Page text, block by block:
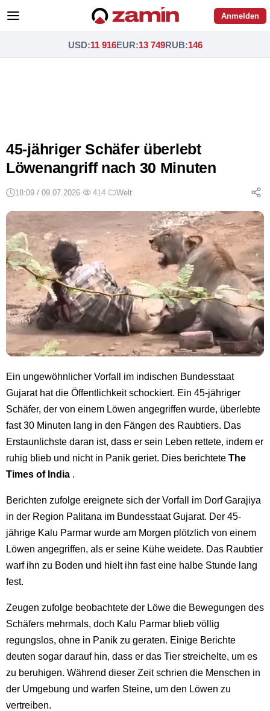
Anmelden
USD:11 916EUR:13 749RUB:146
45-jähriger Schäfer überlebt
Löwenangriff nach 30 Minuten
18:09 / 09.07.2026· 414· Welt
Ein ungewöhnlicher Vorfall im indischen Bundesstaat
Gujarat hat die Öffentlichkeit schockiert. Ein 45-jähriger
Schäfer, der von einem Löwen angegriffen wurde, überlebte
fast 30 Minuten lang in den Fängen des Raubtiers. Das
Erstaunlichste daran ist, dass er sein Leben rettete, indem er
ruhig blieb und nicht in Panik geriet. Dies berichtete The
Times of India .
Berichten zufolge ereignete sich der Vorfall im Dorf Garajiya
in der Region Palitana im Bundesstaat Gujarat. Der 45-
jährige Kalu Parmar wurde am Morgen plötzlich von einem
Löwen angegriffen, als er seine Kühe weidete. Das Raubtier
warf ihn zu Boden und hielt ihn fast eine halbe Stunde lang
fest.
Zeugen zufolge beobachtete der Löwe die Bewegungen des
Schäfers mehrmals, doch Kalu Parmar blieb völlig
regungslos, ohne in Panik zu geraten. Einige Berichte
deuten sogar darauf hin, dass er das Tier streichelte, um es
zu beruhigen. Während dieser Zeit schrien die Menschen in
der Umgebung und warfen Steine, um den Löwen zu
vertreiben.